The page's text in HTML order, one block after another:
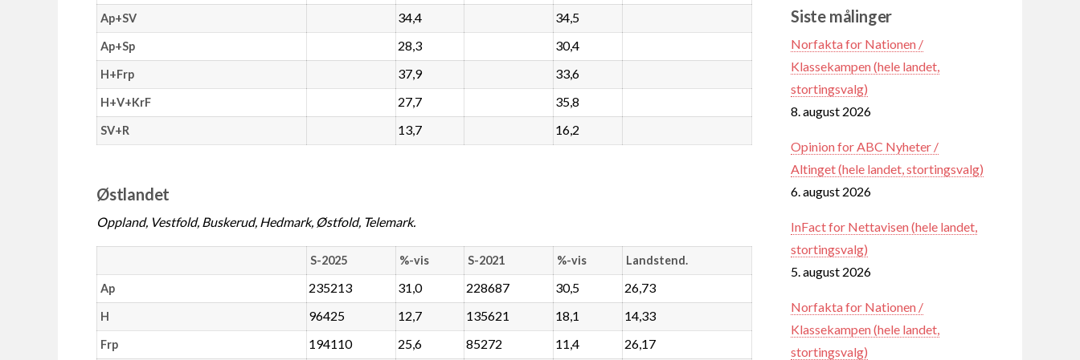
Ap+SV 34,4 34,5
Ap+Sp 28,3 30,4
H+Frp 37,9 33,6
H+V+KrF 27,7 35,8
SV+R 13,7 16,2
Østlandet
Oppland, Vestfold, Buskerud, Hedmark, Østfold, Telemark.
S-2025 %-vis S-2021 %-vis Landstend.
Ap 235213 31,0 228687 30,5 26,73
H 96425 12,7 135621 18,1 14,33
Frp 194110 25,6 85272 11,4 26,17
Siste målinger
Norfakta for Nationen /
Klassekampen (hele landet,
stortingsvalg)
8. august 2026
Opinion for ABC Nyheter /
Altinget (hele landet, stortingsvalg)
6. august 2026
InFact for Nettavisen (hele landet,
stortingsvalg)
5. august 2026
Norfakta for Nationen /
Klassekampen (hele landet,
stortingsvalg)